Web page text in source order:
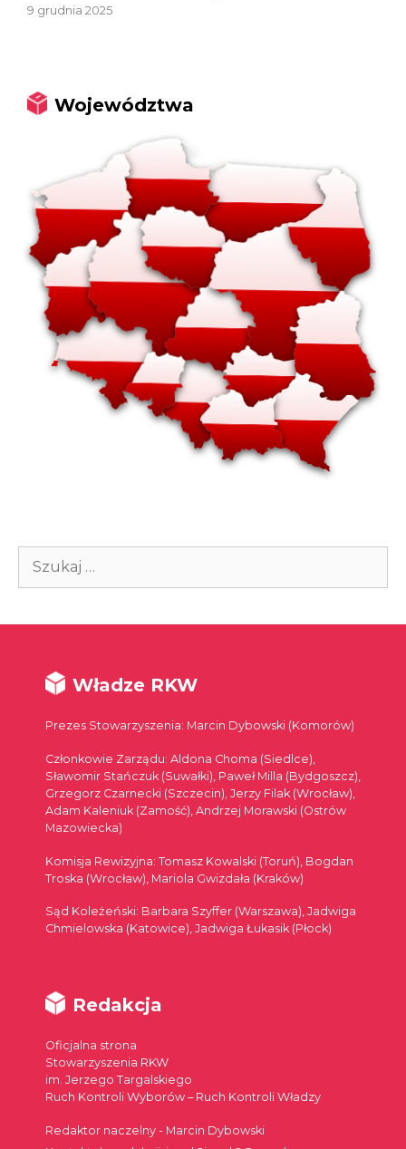
9 grudnia 2025
Województwa
Szukaj:
Władze RKW
Prezes Stowarzyszenia: Marcin Dybowski (Komorów)
Członkowie Zarządu: Aldona Choma (Siedlce),
Sławomir Stańczuk (Suwałki), Paweł Milla (Bydgoszcz),
Grzegorz Czarnecki (Szczecin), Jerzy Filak (Wrocław),
Adam Kaleniuk (Zamość), Andrzej Morawski (Ostrów
Mazowiecka)
Komisja Rewizyjna: Tomasz Kowalski (Toruń), Bogdan
Troska (Wrocław), Mariola Gwizdała (Kraków)
Sąd Koleżeński: Barbara Szyffer (Warszawa), Jadwiga
Chmielowska (Katowice), Jadwiga Łukasik (Płock)
Redakcja
Oficjalna strona
Stowarzyszenia RKW
im. Jerzego Targalskiego
Ruch Kontroli Wyborów – Ruch Kontroli Władzy
Redaktor naczelny - Marcin Dybowski